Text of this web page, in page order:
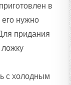
в
нужно
придания
с холодным